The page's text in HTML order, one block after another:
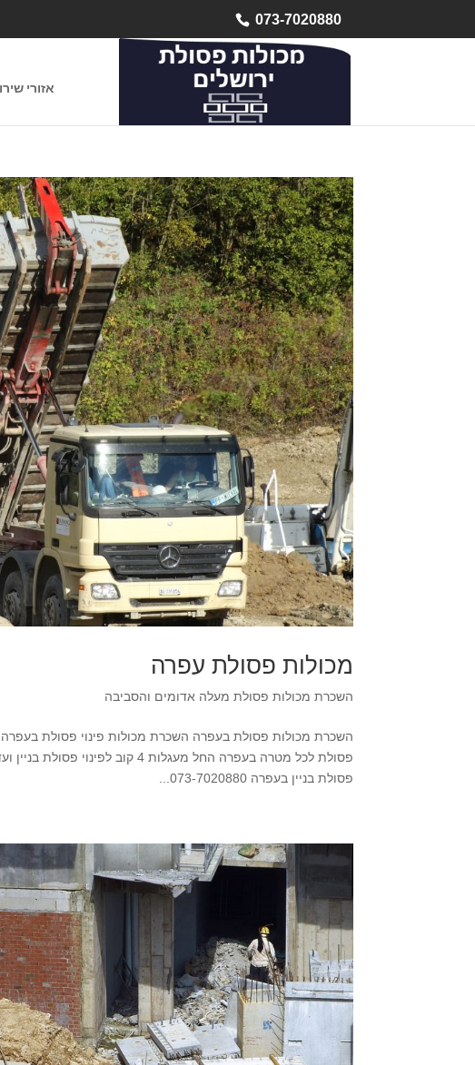
073-7020880
אזורי
מכולות פסולת עפרה
השכרת מכולות פסולת מעלה אדומים והסביבה
פסולת בניין בעפרה 073-7020880...